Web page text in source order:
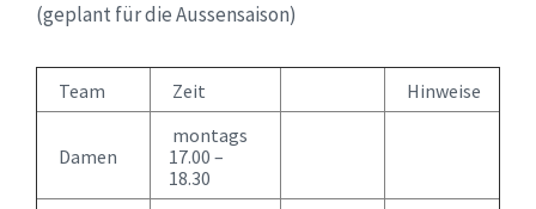
(geplant für die Aussensaison)
Team Zeit Hinweise
Damen
montags
17.00 –
18.30